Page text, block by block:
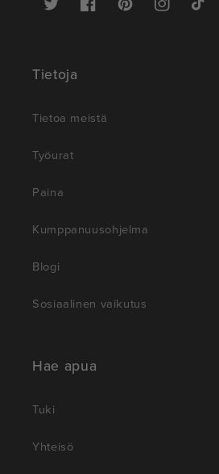
Twitter FacebookPinterestInstagramTikTok
Tietoja
Tietoa meistä
Työurat
Paina
Kumppanuusohjelma
Blogi
Sosiaalinen vaikutus
Hae apua
Tuki
Yhteisö